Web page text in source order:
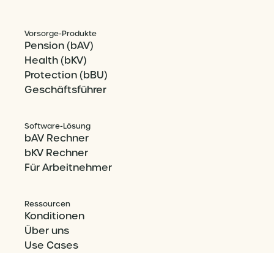
Vorsorge-Produkte
Pension (bAV)
Health (bKV)
Protection (bBU)
Geschäftsführer
Software-Lösung
bAV Rechner
bKV Rechner
Für Arbeitnehmer
Ressourcen
Konditionen
Über uns
Use Cases